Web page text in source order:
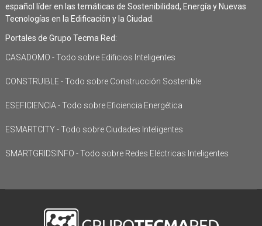
español líder en las temáticas de Sostenibilidad, Energía y Nuevas
Tecnologías en la Edificación y la Ciudad.
Portales de Grupo Tecma Red:
CASADOMO - Todo sobre Edificios Inteligentes
CONSTRUIBLE - Todo sobre Construcción Sostenible
ESEFICIENCIA - Todo sobre Eficiencia Energética
ESMARTCITY - Todo sobre Ciudades Inteligentes
SMARTGRIDSINFO - Todo sobre Redes Eléctricas Inteligentes